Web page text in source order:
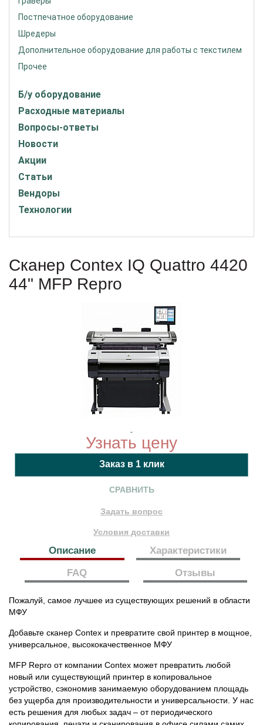
Постпечатное оборудование
Шредеры
Дополнительное оборудование для работы с текстилем
Прочее
Б/у оборудование
Расходные материалы
Вопросы-ответы
Новости
Акции
Статьи
Вендоры
Технологии
Сканер Contex IQ Quattro 4420
44" MFP Repro
Узнать цену
СРАВНИТЬ
Задать вопрос
Условия доставки
Описание
Характеристики
FAQ
Отзывы
Пожалуй, самое лучшее из существующих решений в области
МФУ
Добавьте сканер Contex и превратите свой принтер в мощное,
универсальное, высококачественное МФУ
MFP Repro от компании Contex может превратить любой
новый или существующий принтер в копировальное
устройство, сэкономив занимаемую оборудованием площадь
без ущерба для производительности и универсальности. У нас
есть решения для любых задач – от периодического